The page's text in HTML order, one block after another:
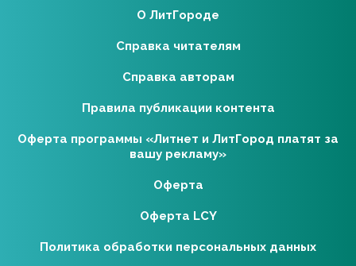
О ЛитГороде
Справка читателям
Справка авторам
Правила публикации контента
Оферта программы «Литнет и ЛитГород платят за
вашу рекламу»
Оферта
Оферта LCY
Политика обработки персональных данных